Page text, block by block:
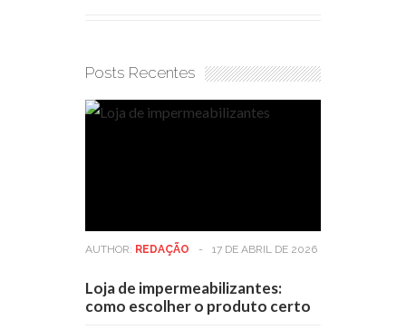
Posts Recentes
AUTHOR: REDAÇÃO - 17 DE ABRIL DE 2026
Loja de impermeabilizantes:
como escolher o produto certo